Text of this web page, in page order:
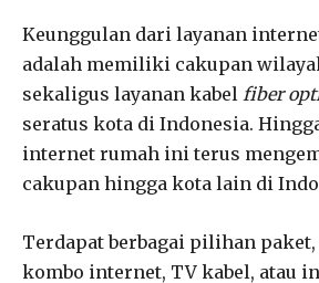
Keunggulan dari layanan
adalah memiliki cakupan
sekaligus layanan kabel fiber
seratus kota di Indonesia.
internet rumah ini terus
cakupan hingga kota lain di
Terdapat berbagai pilihan
kombo internet, TV kabel, atau